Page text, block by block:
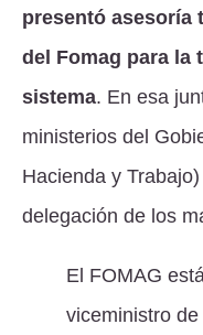
presentó asesoría
del Fomag para la
sistema. En esa
ministerios del
Hacienda y
delegación de los
El FOMAG
viceministro de